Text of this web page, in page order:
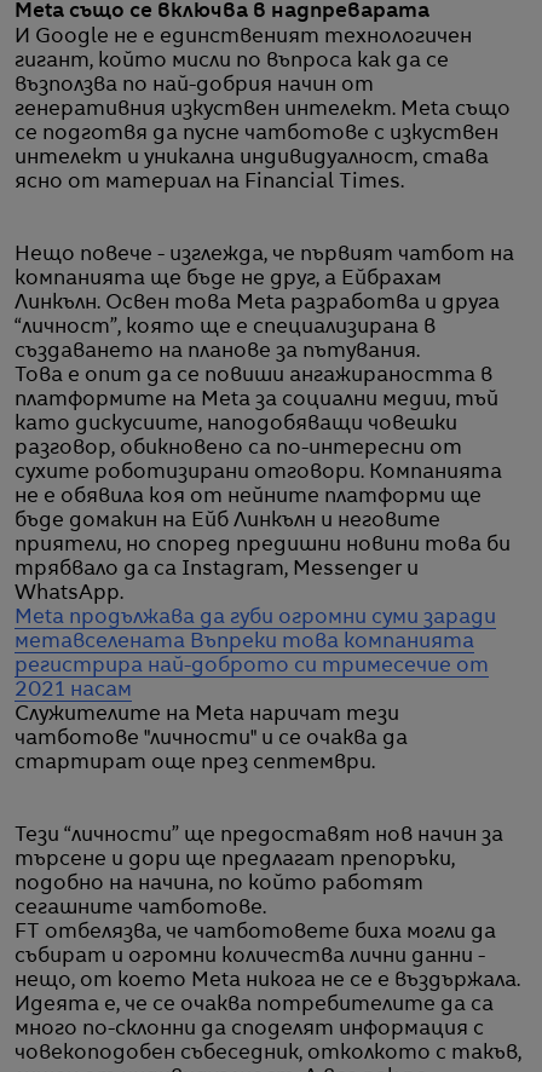
Meta също се включва в надпреварата
И Google не е единственият технологичен
гигант, който мисли по въпроса как да се
възползва по най-добрия начин от
генеративния изкуствен интелект. Meta също
се подготвя да пусне чатботове с изкуствен
интелект и уникална индивидуалност, става
ясно от материал на Financial Times.
Нещо повече - изглежда, че първият чатбот на
компанията ще бъде не друг, а Ейбрахам
Линкълн. Освен това Meta разработва и друга
“личност”, която ще е специализирана в
създаването на планове за пътувания.
Това е опит да се повиши ангажираността в
платформите на Meta за социални медии, тъй
като дискусиите, наподобяващи човешки
разговор, обикновено са по-интересни от
сухите роботизирани отговори. Компанията
не е обявила коя от нейните платформи ще
бъде домакин на Ейб Линкълн и неговите
приятели, но според предишни новини това би
трябвало да са Instagram, Messenger и
WhatsApp.
Meta продължава да губи огромни суми заради
метавселената Въпреки това компанията
регистрира най-доброто си тримесечие от
2021 насам
Служителите на Meta наричат тези
чатботове "личности" и се очаква да
стартират още през септември.
Тези “личности” ще предоставят нов начин за
търсене и дори ще предлагат препоръки,
подобно на начина, по който работят
сегашните чатботове.
FT отбелязва, че чатботовете биха могли да
събират и огромни количества лични данни -
нещо, от което Meta никога не се е въздържала.
Идеята е, че се очаква потребителите да са
много по-склонни да споделят информация с
човекоподобен събеседник, отколкото с такъв,